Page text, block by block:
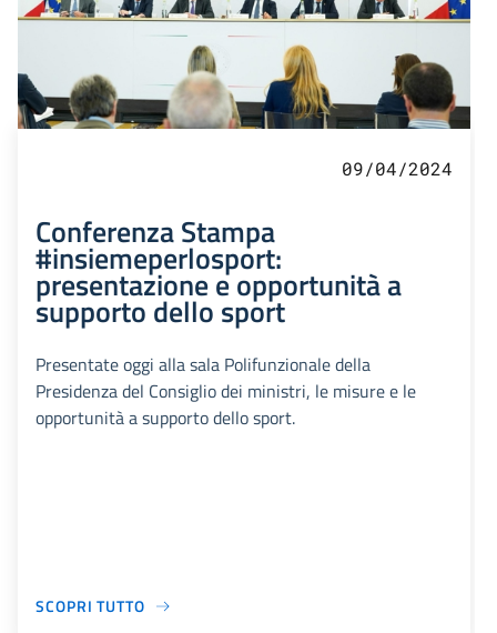
09/04/2024
Conferenza Stampa
#insiemeperlosport:
presentazione e opportunità a
supporto dello sport
Presentate oggi alla sala Polifunzionale della
Presidenza del Consiglio dei ministri, le misure e le
opportunità a supporto dello sport.
SCOPRI TUTTO